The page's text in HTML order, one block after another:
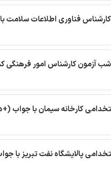
فناوری اطلاعات سلامت
آزمون کارشناس امور فرهنگی
کارخانه سیمان با جواب
پالایشگاه نفت تبریز با